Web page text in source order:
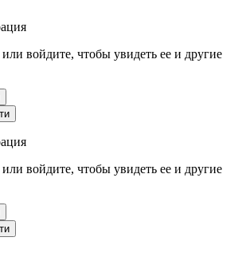
или войдите, чтобы увидеть ее и другие
или войдите, чтобы увидеть ее и другие